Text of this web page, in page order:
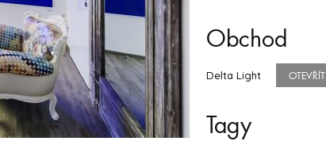
Obchod
Delta Light OTEVŘÍT
Tagy